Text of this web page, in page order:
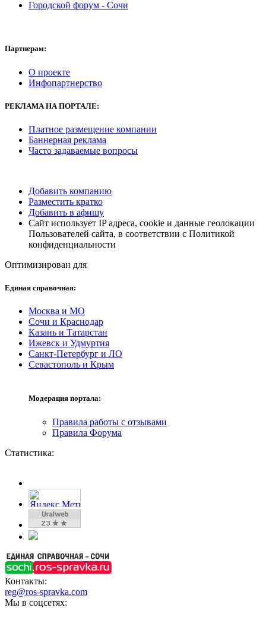
Городской форум - Сочи
Партнерам:
О проекте
Инфопартнерство
РЕКЛАМА НА ПОРТАЛЕ:
Платное размещение компании
Баннерная реклама
Часто задаваемые вопросы
Добавить компанию
Разместить кратко
Добавить в афишу
Сайт использует IP адреса, cookie и данные геолокации
Пользователей сайта, в соответствии с Политикой
конфиденциальности
Оптимизирован для
Единая справочная:
Москва и МО
Сочи и Краснодар
Казань и Татарстан
Ижевск и Удмуртия
Санкт-Петербург и ЛО
Севастополь и Крым
Модерация портала:
Правила работы с отзывами
Правила Форума
Статистика:
Контакты:
reg@ros-spravka.com
Мы в соцсетях: